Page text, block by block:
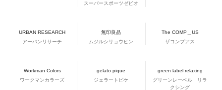
スーパースポーツゼビオ
URBAN RESEARCH
アーバンリサーチ
無印良品
ムジルシリョウヒン
The COMP＿US
ザコンプアス
Workman Colors
ワークマンカラーズ
gelato pique
ジェラートピケ
green label relaxing
グリーンレーベル リラ
クシング